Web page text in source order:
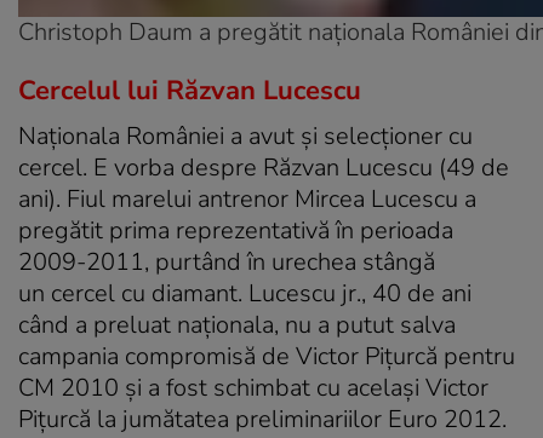
Christoph Daum a pregătit naționala României
Cercelul lui Răzvan Lucescu
Naționala României a avut și selecționer cu
cercel. E vorba despre Răzvan Lucescu (49 de
ani). Fiul marelui antrenor Mircea Lucescu a
pregătit prima reprezentativă în perioada
2009-2011, purtând în urechea stângă
un cercel cu diamant. Lucescu jr., 40 de ani
când a preluat naționala, nu a putut salva
campania compromisă de Victor Pițurcă pentru
CM 2010 și a fost schimbat cu același Victor
Pițurcă la jumătatea preliminariilor Euro 2012.